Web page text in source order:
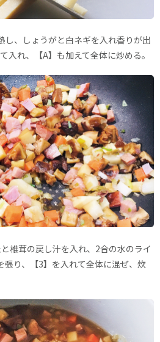
し、しょうがと白ネギを入れ香りが出
入れ、【A】も加えて全体に炒める。
椎茸の戻し汁を入れ、2合の水のライ
張り、【3】を入れて全体に混ぜ、炊